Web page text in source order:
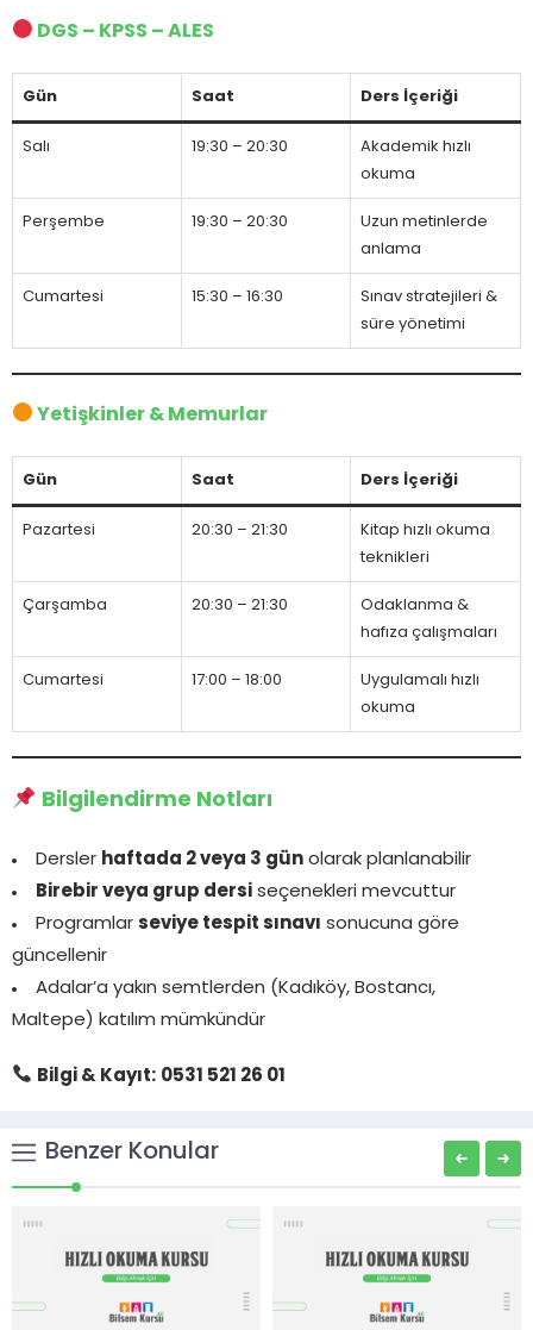
DGS – KPSS – ALES
Gün Saat Ders İçeriği
Salı 19:30 – 20:30
Akademik hızlı
okuma
Perşembe 19:30 – 20:30
Uzun metinlerde
anlama
Cumartesi 15:30 – 16:30
Sınav stratejileri &
süre yönetimi
Yetişkinler & Memurlar
Gün Saat Ders İçeriği
Pazartesi 20:30 – 21:30
Kitap hızlı okuma
teknikleri
Çarşamba 20:30 – 21:30
Odaklanma &
hafıza çalışmaları
Cumartesi 17:00 – 18:00
Uygulamalı hızlı
okuma
Bilgilendirme Notları
Dersler haftada 2 veya 3 gün olarak planlanabilir
Birebir veya grup dersi seçenekleri mevcuttur
Programlar seviye tespit sınavı sonucuna göre
güncellenir
Adalar’a yakın semtlerden (Kadıköy, Bostancı,
Maltepe) katılım mümkündür
Bilgi & Kayıt: 0531 521 26 01
Benzer Konular